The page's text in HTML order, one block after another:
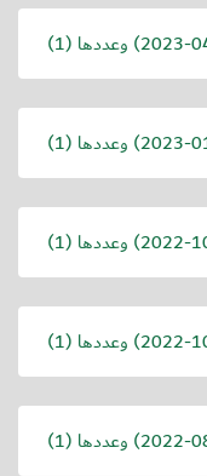
2023-) وعددها (1)
2023-) وعددها (1)
2022-) وعددها (1)
2022-) وعددها (1)
2022-) وعددها (1)